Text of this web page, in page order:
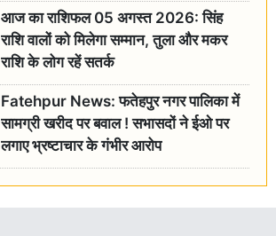
आज का राशिफल 05 अगस्त 2026: सिंह
राशि वालों को मिलेगा सम्मान, तुला और मकर
राशि के लोग रहें सतर्क
Fatehpur News: फतेहपुर नगर पालिका में
सामग्री खरीद पर बवाल ! सभासदों ने ईओ पर
लगाए भ्रष्टाचार के गंभीर आरोप